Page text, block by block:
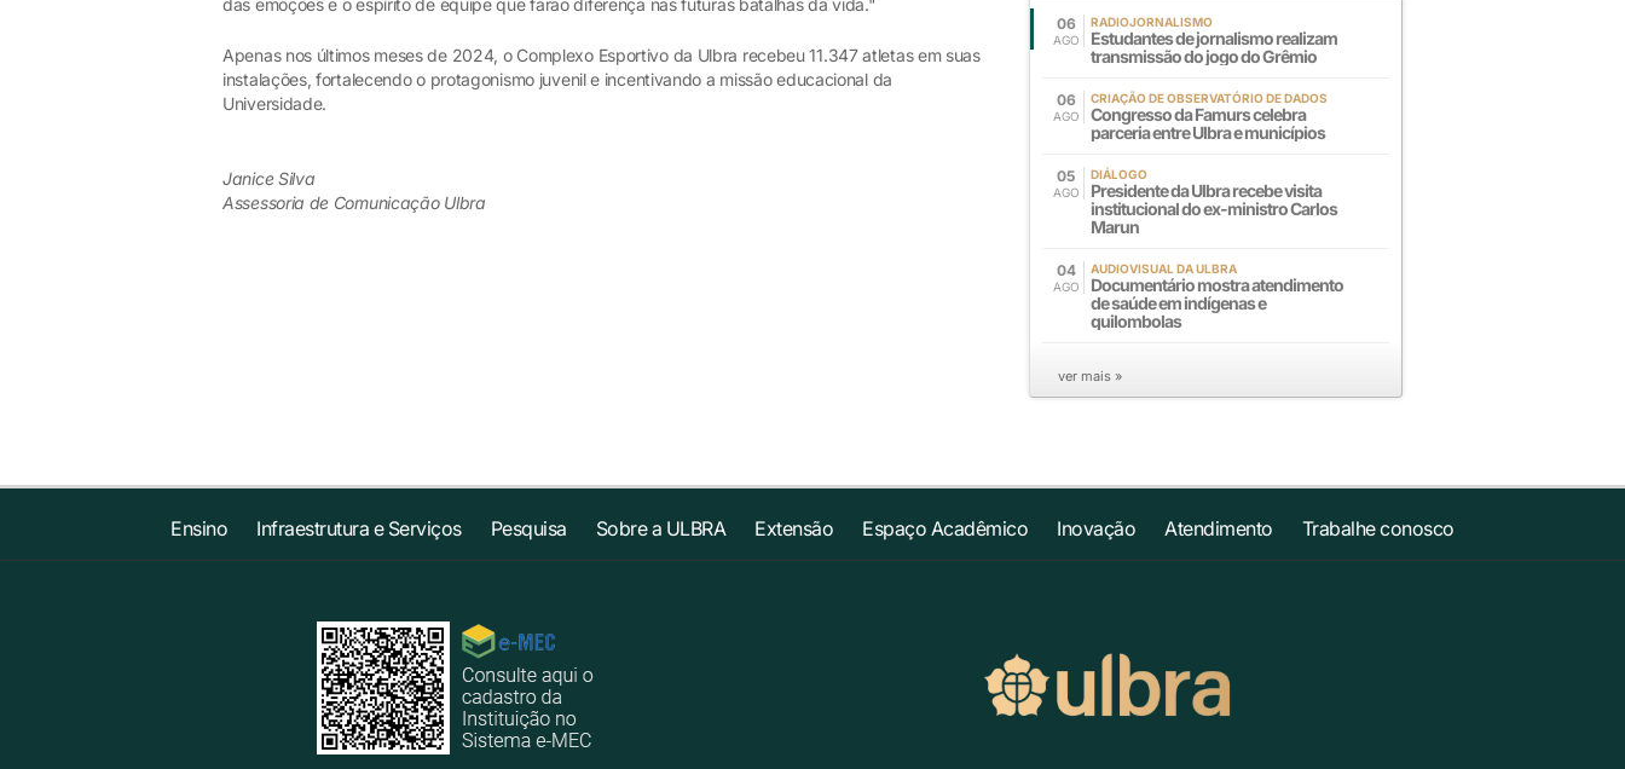
das emoções e o espírito de equipe que farão diferença nas futuras batalhas da vida."
Apenas nos últimos meses de 2024, o Complexo Esportivo da Ulbra recebeu 11.347 atletas em suas
instalações, fortalecendo o protagonismo juvenil e incentivando a missão educacional da
Universidade.
Janice Silva
Assessoria de Comunicação Ulbra
06
AGO
RADIOJORNALISMO
Estudantes de jornalismo realizam
transmissão do jogo do Grêmio
06
AGO
CRIAÇÃO DE OBSERVATÓRIO DE DADOS
Congresso da Famurs celebra
parceria entre Ulbra e municípios
05
AGO
DIÁLOGO
Presidente da Ulbra recebe visita
institucional do ex-ministro Carlos
Marun
04
AGO
AUDIOVISUAL DA ULBRA
Documentário mostra atendimento
de saúde em indígenas e
quilombolas
ver mais »
Ensino Infraestrutura e Serviços Pesquisa Sobre a ULBRA Extensão Espaço Acadêmico Inovação Atendimento Trabalhe conosco